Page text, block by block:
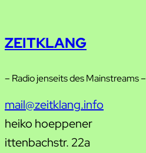
ZEITKLANG
– Radio jenseits des Mainstreams –
mail@zeitklang.info
heiko hoeppener
ittenbachstr. 22a